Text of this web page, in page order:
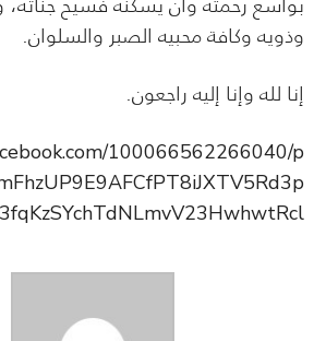
وذويه وكافة محبيه الصبر والسلوان.
إنا لله وإنا إليه راجعون.
100066562266040/p